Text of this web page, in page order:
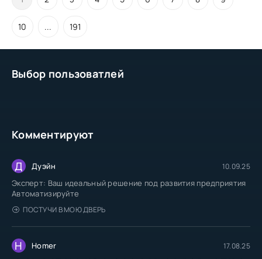
Выбор пользоватлей
Комментируют
Д Дуэйн 10.09.25
Эксперт: Ваш идеальный решение под развития предприятия
Автоматизируйте
ПОСТУЧИ В МОЮ ДВЕРЬ
H Homer 17.08.25
10 ... 191